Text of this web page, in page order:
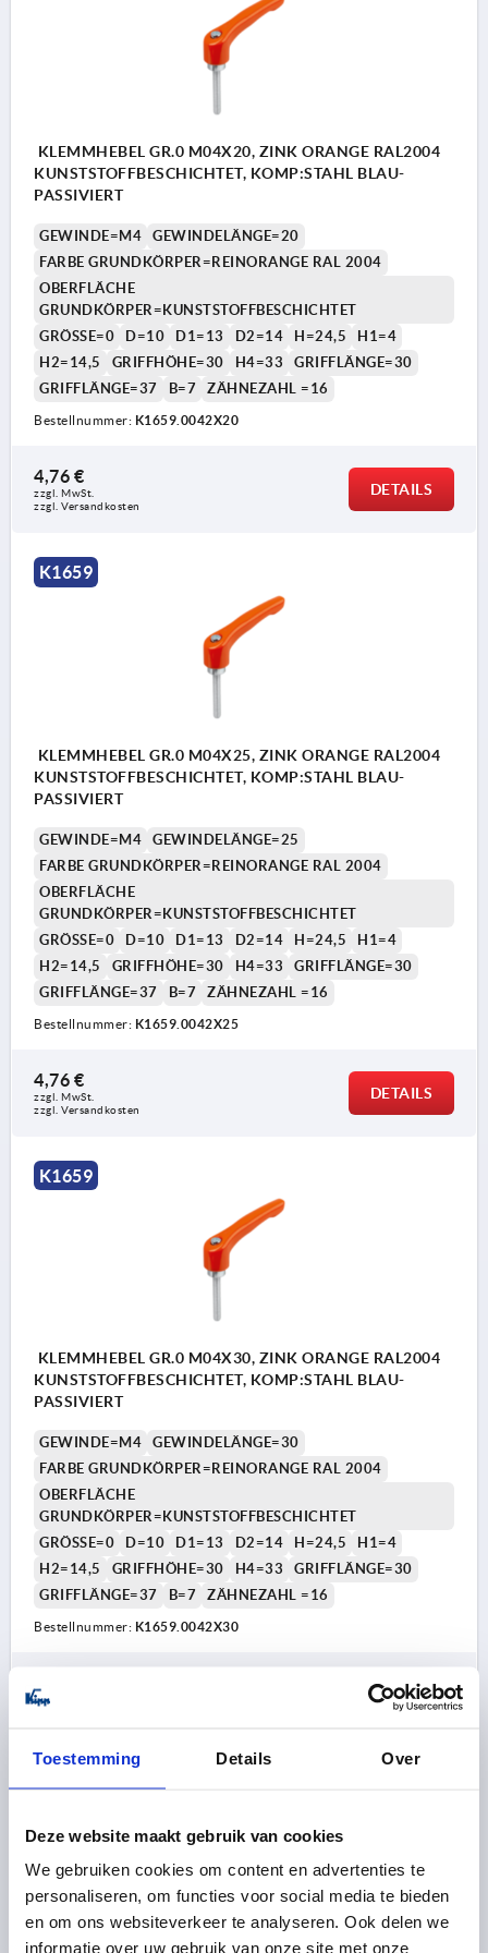
Toestemming Details Over
Deze website maakt gebruik van cookies
We gebruiken cookies om content en advertenties te
personaliseren, om functies voor social media te bieden
en om ons websiteverkeer te analyseren. Ook delen we
informatie over uw gebruik van onze site met onze
KLEMMHEBEL GR.0 M04X20, ZINK ORANGE RAL2004
KUNSTSTOFFBESCHICHTET, KOMP:STAHL BLAU-
PASSIVIERT
GEWINDE=M4
GEWINDELÄNGE=20
FARBE GRUNDKÖRPER=REINORANGE RAL 2004
OBERFLÄCHE
GRUNDKÖRPER=KUNSTSTOFFBESCHICHTET
GRÖSSE=0
D=10 D1=13 D2=14 H=24,5
H1=4
H2=14,5
GRIFFHÖHE=30 H4=33
GRIFFLÄNGE=30
GRIFFLÄNGE=37
B=7 ZÄHNEZAHL =16
Bestellnummer: K1659.0042X20
4,76 €
zzgl. MwSt.
zzgl. Versandkosten
DETAILS
K1659
KLEMMHEBEL GR.0 M04X25, ZINK ORANGE RAL2004
KUNSTSTOFFBESCHICHTET, KOMP:STAHL BLAU-
PASSIVIERT
GEWINDE=M4
GEWINDELÄNGE=25
FARBE GRUNDKÖRPER=REINORANGE RAL 2004
OBERFLÄCHE
GRUNDKÖRPER=KUNSTSTOFFBESCHICHTET
GRÖSSE=0
D=10 D1=13 D2=14 H=24,5
H1=4
H2=14,5
GRIFFHÖHE=30 H4=33
GRIFFLÄNGE=30
GRIFFLÄNGE=37
B=7 ZÄHNEZAHL =16
Bestellnummer: K1659.0042X25
4,76 €
zzgl. MwSt.
zzgl. Versandkosten
DETAILS
K1659
KLEMMHEBEL GR.0 M04X30, ZINK ORANGE RAL2004
KUNSTSTOFFBESCHICHTET, KOMP:STAHL BLAU-
PASSIVIERT
GEWINDE=M4
GEWINDELÄNGE=30
FARBE GRUNDKÖRPER=REINORANGE RAL 2004
OBERFLÄCHE
GRUNDKÖRPER=KUNSTSTOFFBESCHICHTET
GRÖSSE=0
D=10 D1=13 D2=14 H=24,5
H1=4
H2=14,5
GRIFFHÖHE=30 H4=33
GRIFFLÄNGE=30
GRIFFLÄNGE=37
B=7 ZÄHNEZAHL =16
Bestellnummer: K1659.0042X30
zzgl. MwSt.
DETAILS